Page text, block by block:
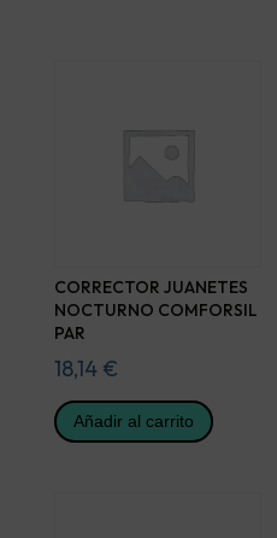
CORRECTOR JUANETES
NOCTURNO COMFORSIL
PAR
18,14 €
Añadir al carrito